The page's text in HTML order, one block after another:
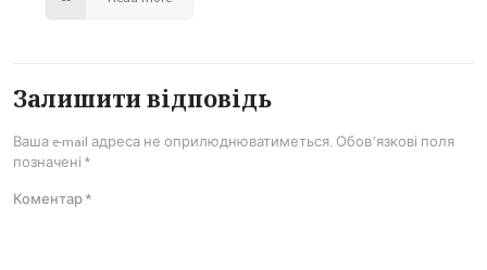
Залишити відповідь
Ваша e-mail адреса не оприлюднюватиметься. Обов’язкові поля
позначені *
Коментар*